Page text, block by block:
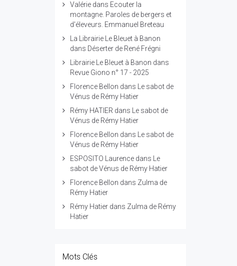
Valériedans Ecouter la
montagne. Paroles de bergers et
d'éleveurs. Emmanuel Breteau
La Librairie Le Bleuet à Banon
dans Déserter de René Frégni
Librairie Le Bleuet à Banon dans
Revue Giono n° 17 - 2025
Florence Bellon dans
Le sabot de
Vénus de Rémy Hatier
Rémy HATIER dans
Le sabot de
Vénus de Rémy Hatier
Florence Bellon dans
Le sabot de
Vénus de Rémy Hatier
ESPOSITO Laurencedans
Le
sabot de Vénus de Rémy Hatier
Florence Bellon dans Zulma de
Rémy Hatier
Rémy Hatierdans Zulma de Rémy
Hatier
Mots Clés